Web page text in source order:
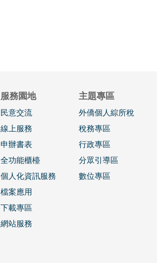
服務園地
民意交流
線上服務
申辦書表
全功能櫃檯
個人化資訊服務
檔案應用
下載專區
網站服務
主題專區
外僑個人綜所稅
稅務專區
行政專區
分眾引導區
數位專區